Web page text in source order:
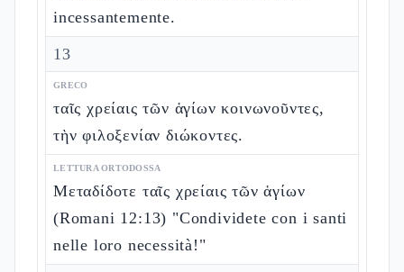
incessantemente.
13
GRECO
ταῖς χρείαις τῶν ἁγίων κοινωνοῦντες,
τὴν φιλοξενίαν διώκοντες.
LETTURA ORTODOSSA
Μεταδίδοτε ταῖς χρείαις τῶν ἁγίων
(Romani 12:13) "Condividete con i santi
nelle loro necessità!"